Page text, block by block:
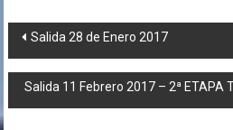
Navegación
de
entradas
Salida 28 de Enero 2017
Salida 11 Febrero 2017 – 2ª ETAPA